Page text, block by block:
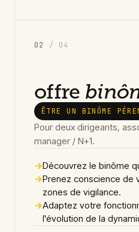
02 / 04
offre
ÊTRE UN BINÔME
Pour deux dirigeants,
manager / N+1.
→Découvrez le binôme
→Prenez conscience de
zones de vigilance.
→Adaptez votre
l'évolution de la